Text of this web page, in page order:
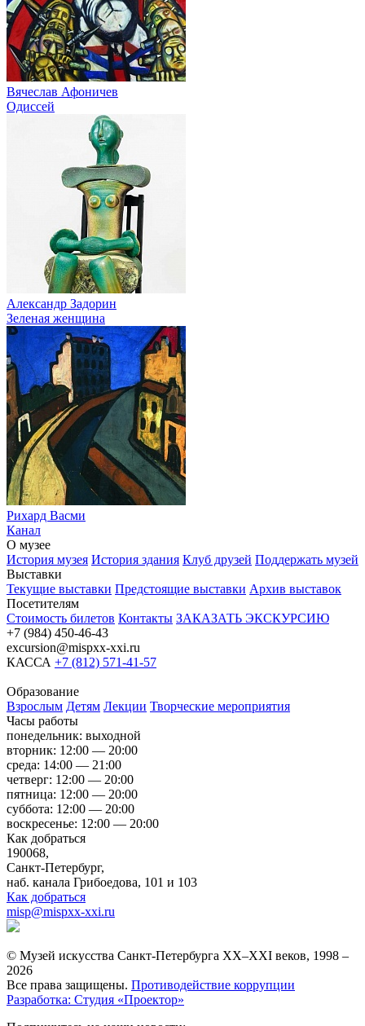
Вячеслав Афоничев
Одиссей
Александр Задорин
Зеленая женщина
Рихард Васми
Канал
О музее
История музея История здания Клуб друзей Поддержать музей
Выставки
Текущие выставки Предстоящие выставки Архив выставок
Посетителям
Стоимость билетов Контакты ЗАКАЗАТЬ ЭКСКУРСИЮ
+7 (984) 450-46-43
excursion@mispxx-xxi.ru
КАССА +7 (812) 571-41-57
Образование
Взрослым Детям Лекции Творческие мероприятия
Часы работы
понедельник: выходной
вторник: 12:00 — 20:00
среда: 14:00 — 21:00
четверг: 12:00 — 20:00
пятница: 12:00 — 20:00
суббота: 12:00 — 20:00
воскресенье: 12:00 — 20:00
Как добраться
190068,
Санкт-Петербург,
наб. канала Грибоедова, 101 и 103
Как добраться
misp@mispxx-xxi.ru
© Музей искусства Санкт-Петербурга XX–XXI веков, 1998 –
2026
Все права защищены. Противодействие коррупции
Разработка: Студия «Проектор»